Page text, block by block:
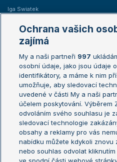
Iga Swiatek
Žebříčky
Žebříček ATP (muži)
Žebříček WTA (ženy)
Sázkařský žebříček
US
Aktualní trendy
Fotbalové přestupy
Ochrana vašich
zajímá
My a naši partneři 997
osobní údaje, jako jsou údaje
identifikátory, a máme k nim
umožňuje, aby sledovací
uvedené v části My a naši
účelem poskytování. Výběrem
odvoláním svého souhlasu je
sledovací technologie
obsahy a reklamy pro vás
nabídku můžete kdykoli znovu
nebo souhlas odvolat